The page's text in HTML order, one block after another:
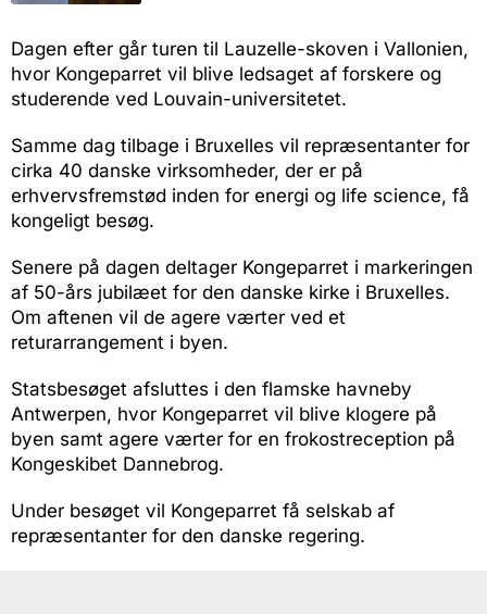
Dagen efter går turen til Lauzelle-skoven i Vallonien,
hvor Kongeparret vil blive ledsaget af forskere og
studerende ved Louvain-universitetet.
Samme dag tilbage i Bruxelles vil repræsentanter for
cirka 40 danske virksomheder, der er på
erhvervsfremstød inden for energi og life science, få
kongeligt besøg.
Senere på dagen deltager Kongeparret i markeringen
af 50-års jubilæet for den danske kirke i Bruxelles.
Om aftenen vil de agere værter ved et
returarrangement i byen.
Statsbesøget afsluttes i den flamske havneby
Antwerpen, hvor Kongeparret vil blive klogere på
byen samt agere værter for en frokostreception på
Kongeskibet Dannebrog.
Under besøget vil Kongeparret få selskab af
repræsentanter for den danske regering.